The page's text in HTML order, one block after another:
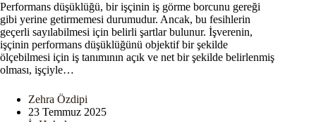
Performans düşüklüğü, bir işçinin iş görme borcunu gereği
gibi yerine getirmemesi durumudur. Ancak, bu fesihlerin
geçerli sayılabilmesi için belirli şartlar bulunur. İşverenin,
işçinin performans düşüklüğünü objektif bir şekilde
ölçebilmesi için iş tanımının açık ve net bir şekilde belirlenmiş
olması, işçiyle…
Zehra Özdipi
23 Temmuz 2025